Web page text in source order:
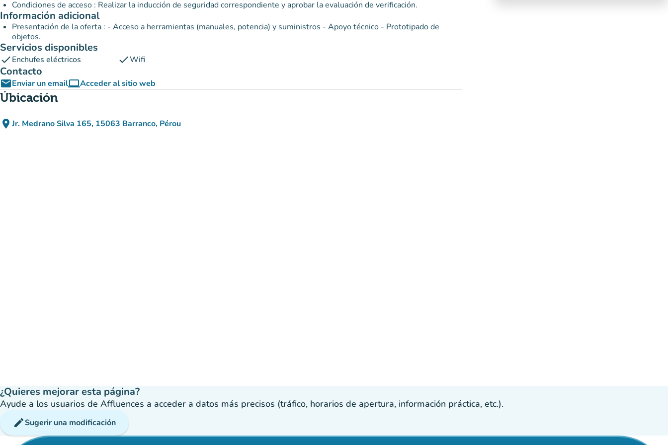
Condiciones de acceso : Realizar la inducción de seguridad correspondiente y aprobar la evaluación de verificación.
Información adicional
Presentación de la oferta : - Acceso a herramientas (manuales, potencia) y suministros - Apoyo técnico - Prototipado de
objetos.
Servicios disponibles
checkEnchufes eléctricos checkWifi
Contacto
emailEnviar un emailcomputerAcceder al sitio web
(nueva pestaña)
Úbicación
placeJr. Medrano Silva 165, 15063 Barranco, Pérou
(abrir en Google Maps)
(nueva pestaña)
¿Quieres mejorar esta página?
Ayude a los usuarios de Affluences a acceder a datos más precisos (tráfico, horarios de apertura, información práctica, etc.).
editSugerir una modificación